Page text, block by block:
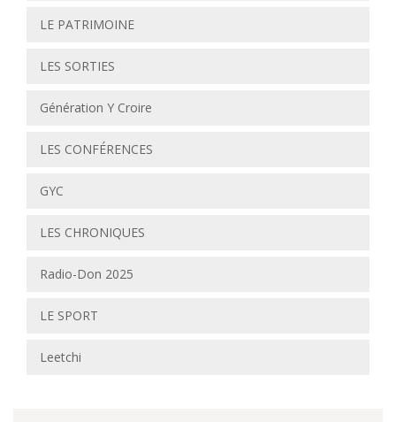
LE PATRIMOINE
LES SORTIES
Génération Y Croire
LES CONFÉRENCES
GYC
LES CHRONIQUES
Radio-Don 2025
LE SPORT
Leetchi